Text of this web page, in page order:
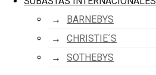
BARNEBYS
CHRISTIE´S
SOTHEBYS